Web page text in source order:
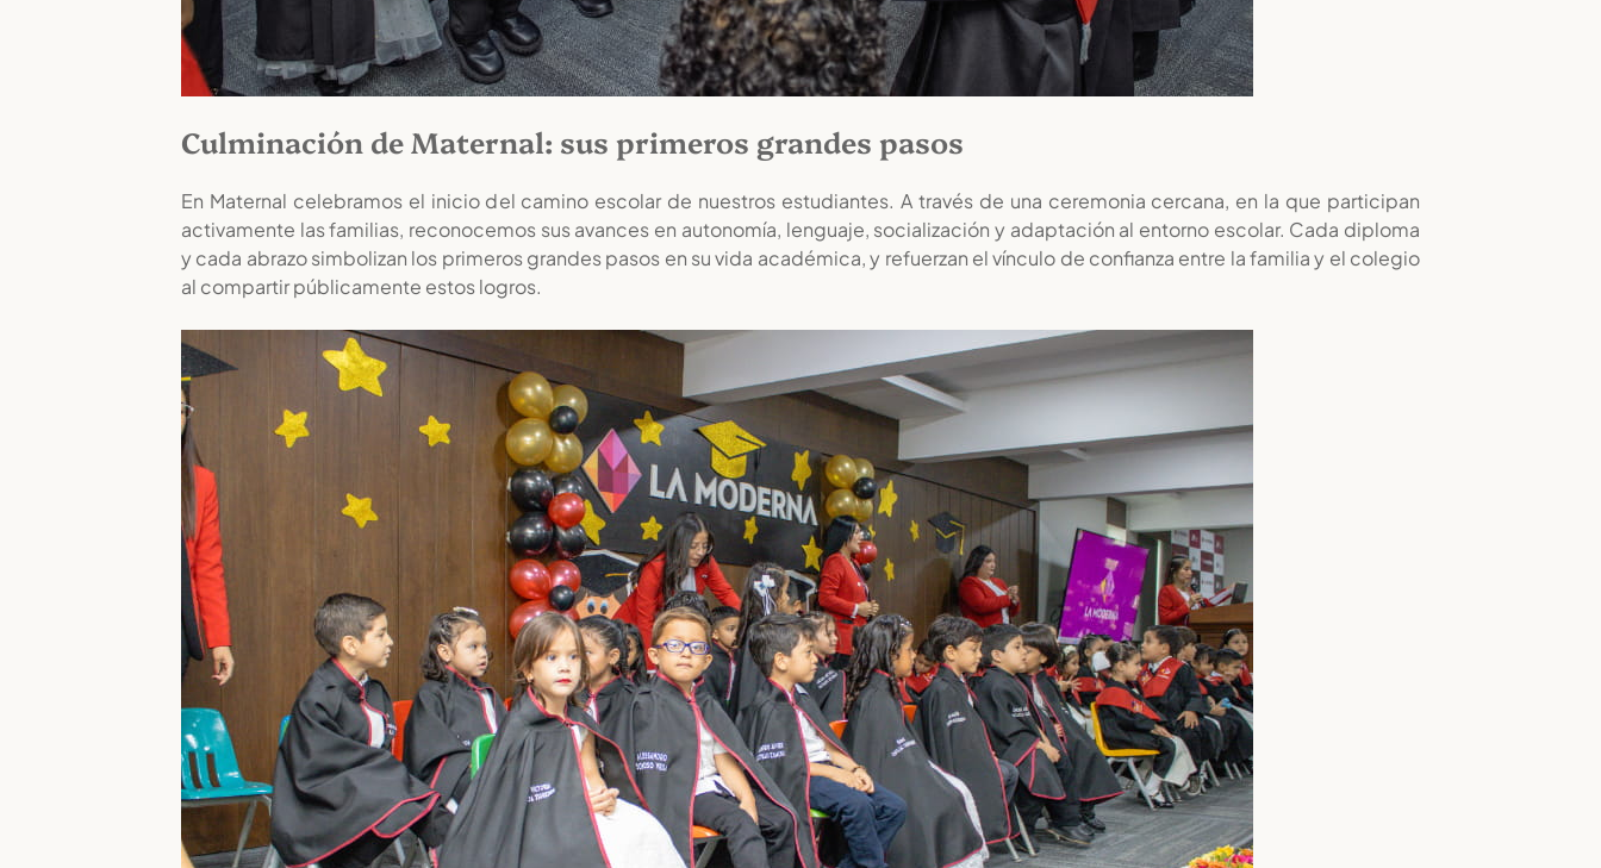
Culminación de Maternal: sus primeros grandes pasos
En Maternal celebramos el inicio del camino escolar de nuestros estudiantes. A través de una ceremonia cercana, en la que participan
activamente las familias, reconocemos sus avances en autonomía, lenguaje, socialización y adaptación al entorno escolar. Cada diploma
y cada abrazo simbolizan los primeros grandes pasos en su vida académica, y refuerzan el vínculo de confianza entre la familia y el colegio
al compartir públicamente estos logros.